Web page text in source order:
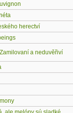
herectví
a neduvěřiví